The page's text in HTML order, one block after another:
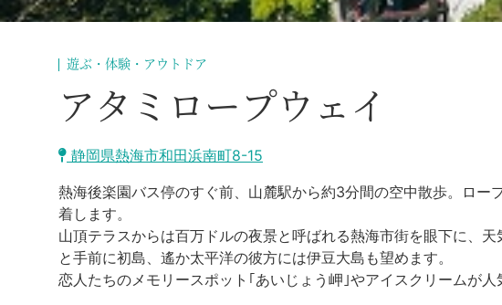
遊ぶ・体験・アウトドア
アタミロープウェイ
静岡県熱海市和田浜南町8-15
熱海後楽園バス停のすぐ前、山麓駅から約3分間の空中散歩。ロ
着します。
山頂テラスからは百万ドルの夜景と呼ばれる熱海市街を眼下に、
と手前に初島、遙か太平洋の彼方には伊豆大島も望めます。
恋人たちのメモリースポット｢あいじょう岬｣やアイスクリームが人